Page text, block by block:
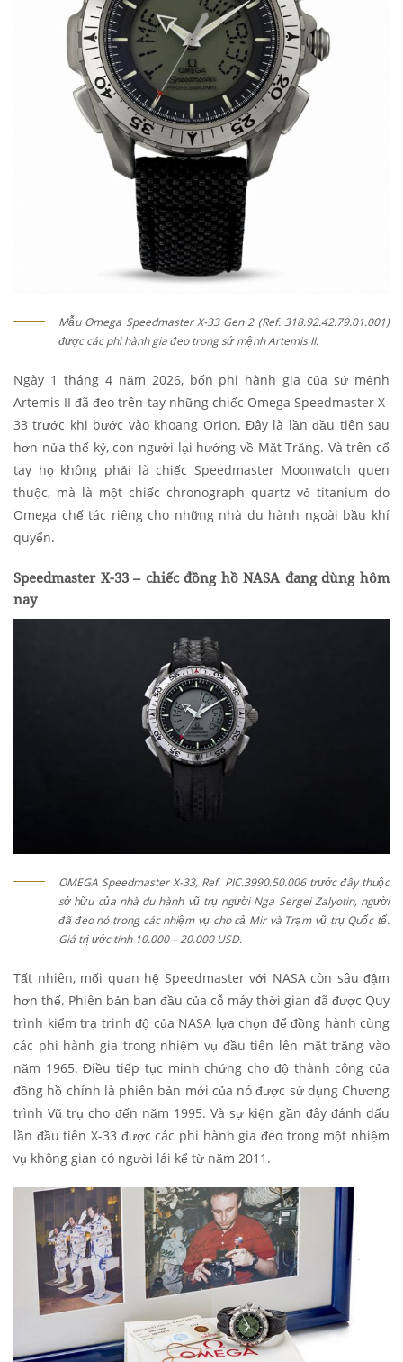
Mẫu Omega Speedmaster X-33 Gen 2 (Ref. 318.92.42.79.01.001)
được các phi hành gia đeo trong sứ mệnh Artemis II.
Ngày 1 tháng 4 năm 2026, bốn phi hành gia của sứ mệnh
Artemis II đã đeo trên tay những chiếc Omega Speedmaster X-
33 trước khi bước vào khoang Orion. Đây là lần đầu tiên sau
hơn nửa thế kỷ, con người lại hướng về Mặt Trăng. Và trên cổ
tay họ không phải là chiếc Speedmaster Moonwatch quen
thuộc, mà là một chiếc chronograph quartz vỏ titanium do
Omega chế tác riêng cho những nhà du hành ngoài bầu khí
quyển.
Speedmaster X-33–chiếc đồng hồ NASA đang dùng hôm
nay
OMEGA Speedmaster X-33, Ref. PIC.3990.50.006 trước đây thuộc
sở hữu của nhà du hành vũ trụ người Nga Sergei Zalyotin, người
đã đeo nó trong các nhiệm vụ cho cả Mir và Trạm vũ trụ Quốc tế.
Giá trị ước tính 10.000 – 20.000 USD.
Tất nhiên, mối quan hệ Speedmaster với NASA còn sâu đậm
hơn thế. Phiên bản ban đầu của cỗ máy thời gian đã được Quy
trình kiểm tra trình độ của NASA lựa chọn để đồng hành cùng
các phi hành gia trong nhiệm vụ đầu tiên lên mặt trăng vào
năm 1965. Điều tiếp tục minh chứng cho độ thành công của
đồng hồ chính là phiên bản mới của nó được sử dụng Chương
trình Vũ trụ cho đến năm 1995. Và sự kiện gần đây đánh dấu
lần đầu tiên X-33 được các phi hành gia đeo trong một nhiệm
vụ không gian có người lái kể từ năm 2011.